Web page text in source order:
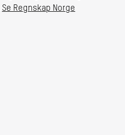
Se Regnskap Norge